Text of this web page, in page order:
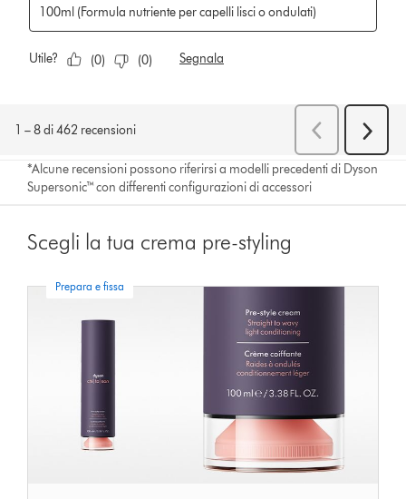
*Alcune recensioni possono riferirsi a modelli precedenti di Dyson
Supersonic™ con differenti configurazioni di accessori
Scegli la tua crema pre-styling
Prepara e fissa